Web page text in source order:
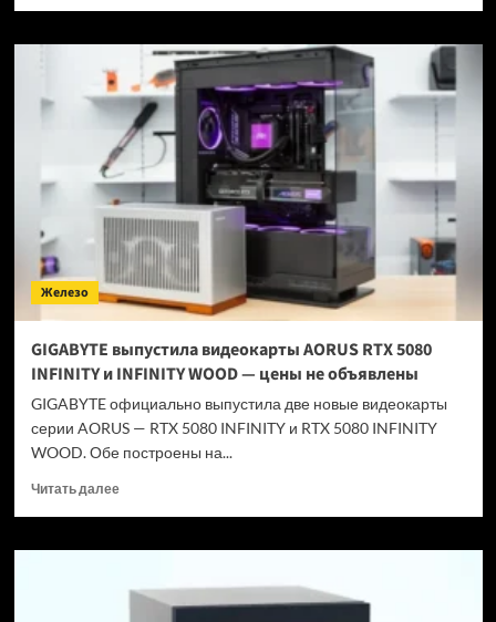
Apple
способ
продать
MacBook
Neo
дешевле
после
своего
же
подорожания
—
но
Железо
GIGABYTE выпустила видеокарты AORUS RTX 5080
INFINITY и INFINITY WOOD — цены не объявлены
GIGABYTE официально выпустила две новые видеокарты
серии AORUS — RTX 5080 INFINITY и RTX 5080 INFINITY
WOOD. Обе построены на...
Читать далееПрочитать
GIGABYTE
видеокарты